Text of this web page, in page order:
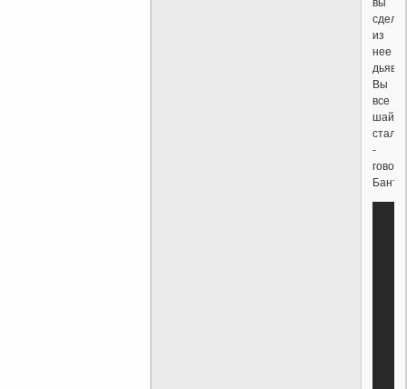
вы
из
нее
Вы
все
-